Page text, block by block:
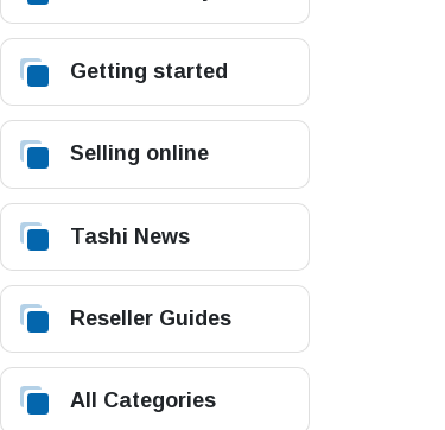
Getting started
Selling online
Tashi News
Reseller Guides
All Categories